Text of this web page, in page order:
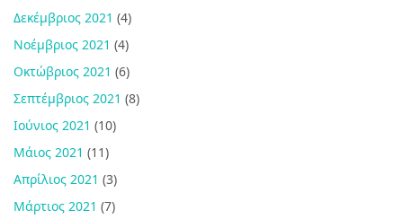
Δεκέμβριος 2021 (4)
Νοέμβριος 2021 (4)
Οκτώβριος 2021 (6)
Σεπτέμβριος 2021 (8)
Ιούνιος 2021 (10)
Μάιος 2021 (11)
Απρίλιος 2021 (3)
Μάρτιος 2021 (7)